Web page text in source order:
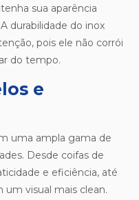
sua aparência
durabilidade do inox
pois ele não corrói
do tempo.
e
uma ampla gama de
Desde coifas de
e eficiência, até
visual mais clean.